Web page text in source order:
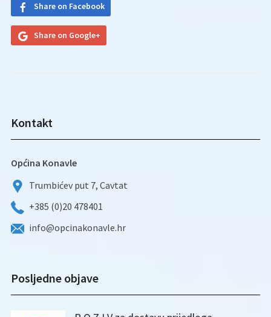
Share on Facebook
Share on Google+
Kontakt
Općina Konavle
Trumbićev put 7, Cavtat
+385 (0)20 478401
info@opcinakonavle.hr
Posljedne objave